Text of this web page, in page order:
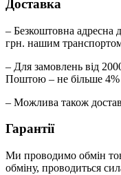
Доставка
– Безкоштовна адресна
грн. нашим транспортом
– Для замовлень від
Поштою – не більше 4%
– Можлива також
Гарантії
Ми проводимо обмін
обміну, проводиться